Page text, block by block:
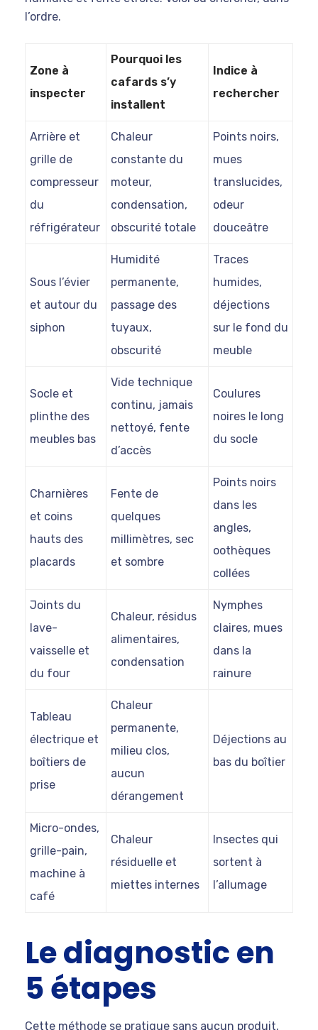
l’ordre.
Zone à
inspecter
Pourquoi les
cafards s’y
installent
Indice à
rechercher
Arrière et
grille de
compresseur
du
réfrigérateur
Chaleur
constante du
moteur,
condensation,
obscurité totale
Points noirs,
mues
translucides,
odeur
douceâtre
Sous l’évier
et autour du
siphon
Humidité
permanente,
passage des
tuyaux,
obscurité
Traces
humides,
déjections
sur le fond du
meuble
Socle et
plinthe des
meubles bas
Vide technique
continu, jamais
nettoyé, fente
d’accès
Coulures
noires le long
du socle
Charnières
et coins
hauts des
placards
Fente de
quelques
millimètres, sec
et sombre
Points noirs
dans les
angles,
oothèques
collées
Joints du
lave-
vaisselle et
du four
Chaleur, résidus
alimentaires,
condensation
Nymphes
claires, mues
dans la
rainure
Tableau
électrique et
boîtiers de
prise
Chaleur
permanente,
milieu clos,
aucun
dérangement
Déjections au
bas du boîtier
Micro-ondes,
grille-pain,
machine à
café
Chaleur
résiduelle et
miettes internes
Insectes qui
sortent à
l’allumage
Le diagnostic en
5 étapes
Cette méthode se pratique sans aucun produit,